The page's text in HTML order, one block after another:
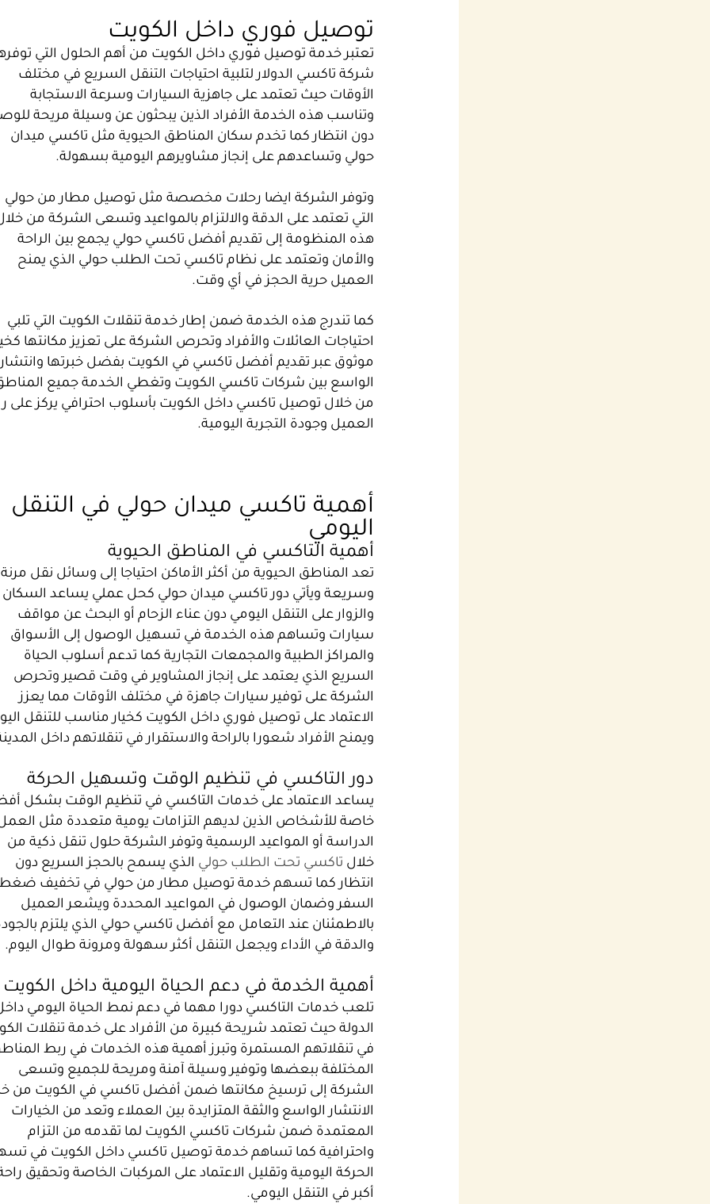
توصيل فوري داخل الكويت
تعتبر خدمة توصيل فوري داخل الكويت من أهم الحلول التي
شركة تاكسي الدولار لتلبية احتياجات التنقل السريع في مختلف
الأوقات حيث تعتمد على جاهزية السيارات وسرعة الاستجابة
وتناسب هذه الخدمة الأفراد الذين يبحثون عن وسيلة مريحة
دون انتظار كما تخدم سكان المناطق الحيوية مثل تاكسي ميدان
حولي وتساعدهم على إنجاز مشاويرهم اليومية بسهولة.
وتوفر الشركة ايضا رحلات مخصصة مثل توصيل مطار من حولي
التي تعتمد على الدقة والالتزام بالمواعيد وتسعى الشركة من
هذه المنظومة إلى تقديم أفضل تاكسي حولي يجمع بين الراحة
والأمان وتعتمد على نظام تاكسي تحت الطلب حولي الذي يمنح
العميل حرية الحجز في أي وقت.
كما تندرج هذه الخدمة ضمن إطار خدمة تنقلات الكويت التي تلبي
احتياجات العائلات والأفراد وتحرص الشركة على تعزيز مكانتها
موثوق عبر تقديم أفضل تاكسي في الكويت بفضل خبرتها
الواسع بين شركات تاكسي الكويت وتغطي الخدمة جميع
من خلال توصيل تاكسي داخل الكويت بأسلوب احترافي يركز على
العميل وجودة التجربة اليومية.
أهمية تاكسي ميدان حولي في التنقل
اليومي
أهمية التاكسي في المناطق الحيوية
تعد المناطق الحيوية من أكثر الأماكن احتياجا إلى وسائل نقل مرنة
وسريعة ويأتي دور تاكسي ميدان حولي كحل عملي يساعد السكان
والزوار على التنقل اليومي دون عناء الزحام أو البحث عن مواقف
سيارات وتساهم هذه الخدمة في تسهيل الوصول إلى الأسواق
والمراكز الطبية والمجمعات التجارية كما تدعم أسلوب الحياة
السريع الذي يعتمد على إنجاز المشاوير في وقت قصير وتحرص
الشركة على توفير سيارات جاهزة في مختلف الأوقات مما يعزز
الاعتماد على توصيل فوري داخل الكويت كخيار مناسب للتنقل
ويمنح الأفراد شعورا بالراحة والاستقرار في تنقلاتهم داخل
دور التاكسي في تنظيم الوقت وتسهيل الحركة
يساعد الاعتماد على خدمات التاكسي في تنظيم الوقت بشكل
خاصة للأشخاص الذين لديهم التزامات يومية متعددة مثل
الدراسة أو المواعيد الرسمية وتوفر الشركة حلول تنقل ذكية من
خلال تاكسي تحت الطلب حولي الذي يسمح بالحجز السريع دون
انتظار كما تسهم خدمة توصيل مطار من حولي في تخفيف
السفر وضمان الوصول في المواعيد المحددة ويشعر العميل
بالاطمئنان عند التعامل مع أفضل تاكسي حولي الذي يلتزم
والدقة في الأداء ويجعل التنقل أكثر سهولة ومرونة طوال اليوم.
أهمية الخدمة في دعم الحياة اليومية داخل الكويت
تلعب خدمات التاكسي دورا مهما في دعم نمط الحياة اليومي
الدولة حيث تعتمد شريحة كبيرة من الأفراد على خدمة تنقلات
في تنقلاتهم المستمرة وتبرز أهمية هذه الخدمات في ربط
المختلفة ببعضها وتوفير وسيلة آمنة ومريحة للجميع وتسعى
الشركة إلى ترسيخ مكانتها ضمن أفضل تاكسي في الكويت من
الانتشار الواسع والثقة المتزايدة بين العملاء وتعد من الخيارات
المعتمدة ضمن شركات تاكسي الكويت لما تقدمه من التزام
واحترافية كما تساهم خدمة توصيل تاكسي داخل الكويت في
الحركة اليومية وتقليل الاعتماد على المركبات الخاصة وتحقيق
أكبر في التنقل اليومي.